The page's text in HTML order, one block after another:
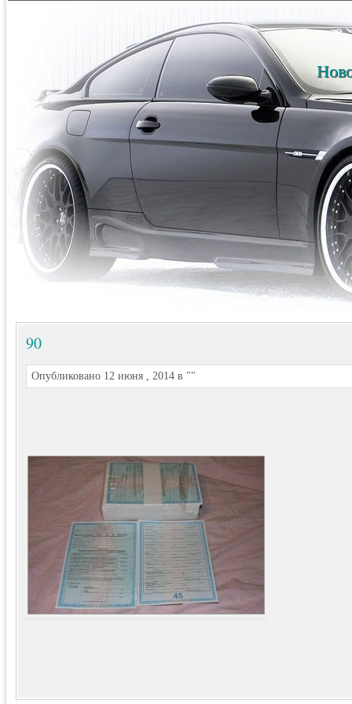
90
Опубликовано 12 июня , 2014 в ""